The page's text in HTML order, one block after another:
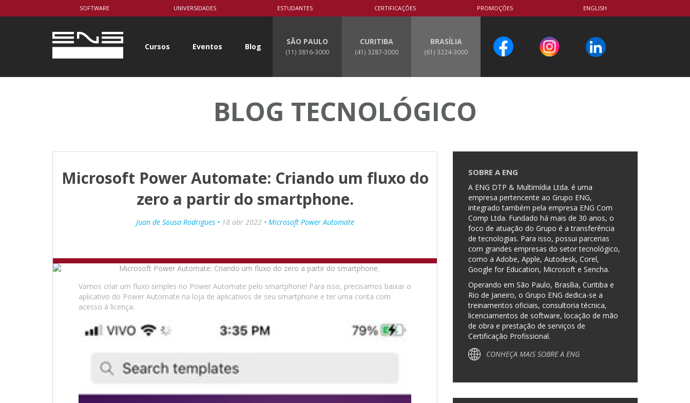
body { background-color: white; }
SOFTWARE UNIVERSIDADES ESTUDANTES CERTIFICAÇÕES PROMOÇÕES ENGLISH
Cursos Eventos Blog
SÃO PAULO
(11) 3816-3000
CURITIBA
(41) 3287-3000
BRASÍLIA
(61) 3224-3000
BLOG TECNOLÓGICO
Microsoft Power Automate: Criando um fluxo do
zero a partir do smartphone.
Juan de Sousa Rodrigues • 18 abr 2022• Microsoft Power Automate
Vamos criar um fluxo simples no Power Automate pelo smartphone! Para isso, precisamos baixar o
aplicativo do Power Automate na loja de aplicativos de seu smartphone e ter uma conta com
acesso à licença.
SOBRE A ENG
A ENG DTP & Multimídia Ltda. é uma
empresa pertencente ao Grupo ENG,
integrado também pela empresa ENG Com
Comp Ltda. Fundado há mais de 30 anos, o
foco de atuação do Grupo é a transferência
de tecnologias. Para isso, possui parcerias
com grandes empresas do setor tecnológico,
como a Adobe, Apple, Autodesk, Corel,
Google for Education, Microsoft e Sencha.
Operando em São Paulo, Brasília, Curitiba e
Rio de Janeiro, o Grupo ENG dedica-se a
treinamentos oficiais, consultoria técnica,
licenciamentos de software, locação de mão
de obra e prestação de serviços de
Certificação Profissional.
CONHEÇA MAIS SOBRE A ENG